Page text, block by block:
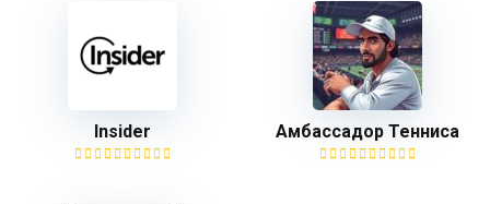
Insider Амбассадор Тенниса